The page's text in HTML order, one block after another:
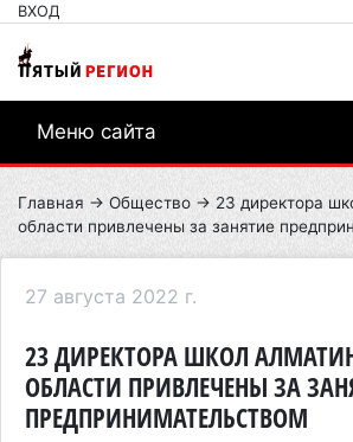
ВХОД
Меню сайта
Главная → Общество → 23 директора
области привлечены за занятие
27 августа 2022 г.
23 ДИРЕКТОРА ШКОЛ
ОБЛАСТИ ПРИВЛЕЧЕНЫ ЗА
ПРЕДПРИНИМАТЕЛЬСТВОМ